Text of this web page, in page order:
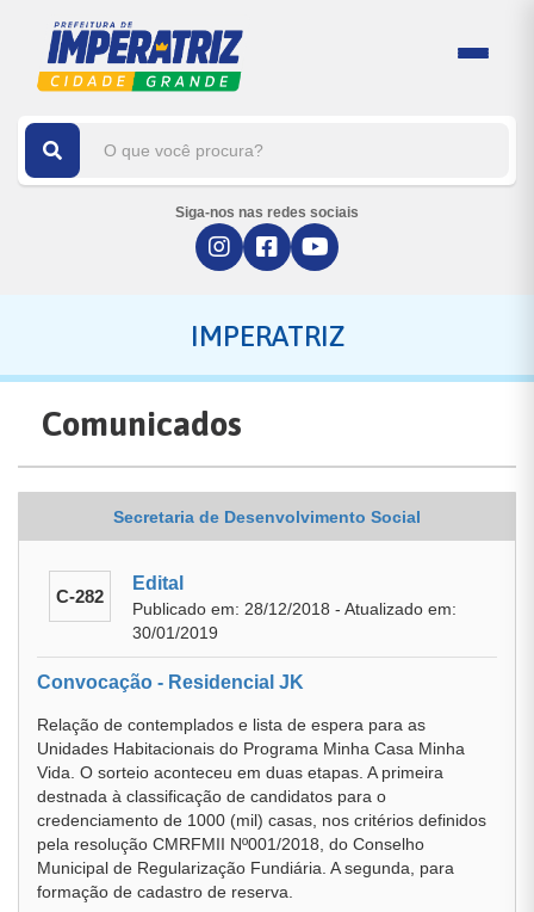
Siga-nos nas redes sociais
IMPERATRIZ
Comunicados
Secretaria de Desenvolvimento Social
C-282
Edital
Publicado em: 28/12/2018 - Atualizado em:
30/01/2019
Convocação - Residencial JK
Relação de contemplados e lista de espera para as
Unidades Habitacionais do Programa Minha Casa Minha
Vida. O sorteio aconteceu em duas etapas. A primeira
destnada à classificação de candidatos para o
credenciamento de 1000 (mil) casas, nos critérios definidos
pela resolução CMRFMII Nº001/2018, do Conselho
Municipal de Regularização Fundiária. A segunda, para
formação de cadastro de reserva.